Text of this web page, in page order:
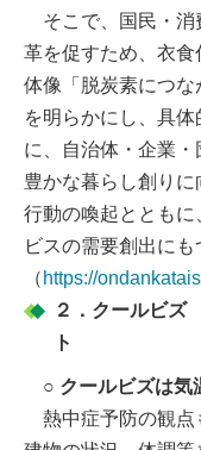
そこで、国民・消
革を促すため、衣
体像「脱炭素につな
を明らかにし、具
に、自治体・企業
豊かな暮らし創りに
行動の喚起ととも
ビスの需要創出にも
（ https://
２．クールビズ
ト
○ クールビズは気
熱中症予防の観点